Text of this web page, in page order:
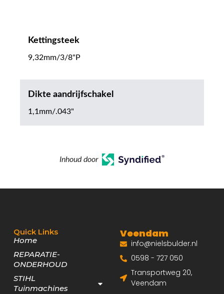
Kettingsteek
9,32mm/3/8"P
Dikte aandrijfschakel
1,1mm/.043"
Inhoud door
Quick Links
Home
REPARATIE-
ONDERHOUD
STIHL
Tuinmachines
Veendam
info@nielsbulder.nl
0598 - 727 050
Transportweg 20,
Veendam